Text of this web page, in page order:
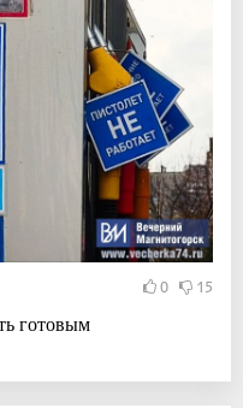
0 15
готовым